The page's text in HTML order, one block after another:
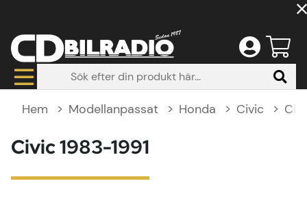
Hem Modellanpassat Honda Civic
Civic 1983-1991